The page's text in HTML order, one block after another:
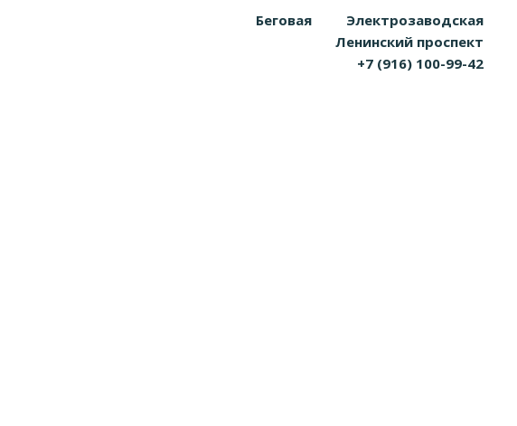
Беговая
Электрозаводская
Ленинский проспект
+7 (916) 100-99-42